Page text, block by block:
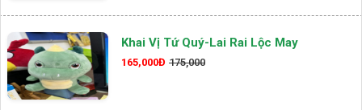
Khai Vị Tứ Quý-Lai Rai Lộc May
165,000Đ 175,000